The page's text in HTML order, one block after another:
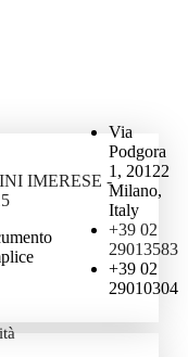
IMERESE -
Via
Podgora
1, 20122
Milano,
Italy
+39 02
29013583
+39 02
29010304